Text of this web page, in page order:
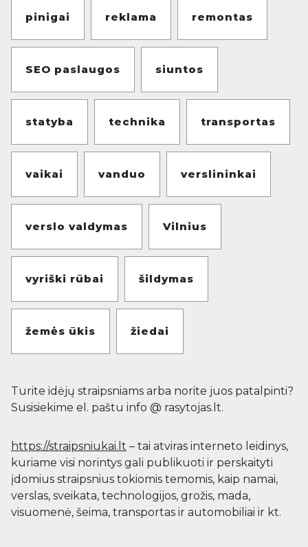
pinigai reklama remontas
SEO paslaugos siuntos
statyba technika transportas
vaikai vanduo verslininkai
verslo valdymas Vilnius
vyriški rūbai šildymas
žemės ūkis žiedai
Turite idėjų straipsniams arba norite juos patalpinti?
Susisiekime el. paštu info @ rasytojas.lt.
https://straipsniukai.lt – tai atviras interneto leidinys,
kuriame visi norintys gali publikuoti ir perskaityti
įdomius straipsnius tokiomis temomis, kaip namai,
verslas, sveikata, technologijos, grožis, mada,
visuomenė, šeima, transportas ir automobiliai ir kt.